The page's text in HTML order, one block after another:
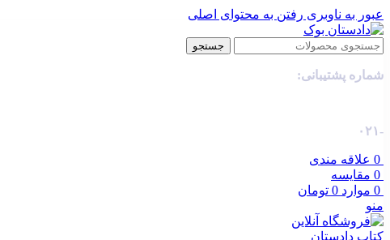
عبور به ناوبری رفتن به محتوای اصلی
جستجو
شماره پشتیبانی:
-۰۲۱
0 علاقه مندی
0 مقایسه
0 موارد 0 تومان
منو